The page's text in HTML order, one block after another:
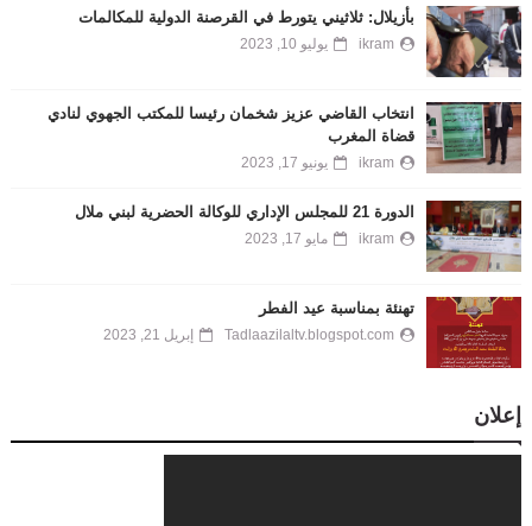
بأزيلال: ثلاثيني يتورط في القرصنة الدولية للمكالمات
ikram يوليو 10, 2023
انتخاب القاضي عزيز شخمان رئيسا للمكتب الجهوي لنادي
قضاة المغرب
ikram يونيو 17, 2023
الدورة 21 للمجلس الإداري للوكالة الحضرية لبني ملال
ikram مايو 17, 2023
تهنئة بمناسبة عيد الفطر
Tadlaazilaltv.blogspot.com إبريل 21, 2023
إعلان